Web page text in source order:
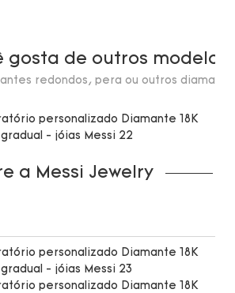
gosta de outros
redondos, pera ou outros
a Messi Jewelry